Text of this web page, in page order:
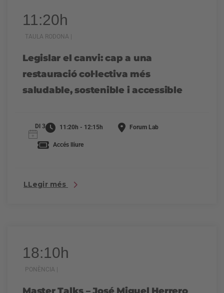
11:20h
TAULA RODONA |
Legislar el canvi: cap a una
restauració col·lectiva més
saludable, sostenible i accessible
Dl 3 11:20h - 12:15h Forum Lab
Accés lliure
LLegir més
18:10h
PONÈNCIA |